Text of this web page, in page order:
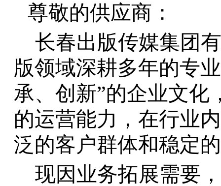
尊敬的供应商：
长春出版传媒集团
版领域深耕多年的专
承、创新”的企业文化
的运营能力，在行业
泛的客户群体和稳定
现因业务拓展需要